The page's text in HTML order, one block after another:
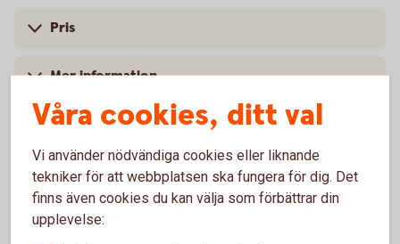
Pris
Mer information
Vanliga frågor och svar om
Certifikat
Våra cookies, ditt val
Vi använder nödvändiga cookies eller liknande
tekniker för att webbplatsen ska fungera för dig. Det
finns även cookies du kan välja som förbättrar din
upplevelse: